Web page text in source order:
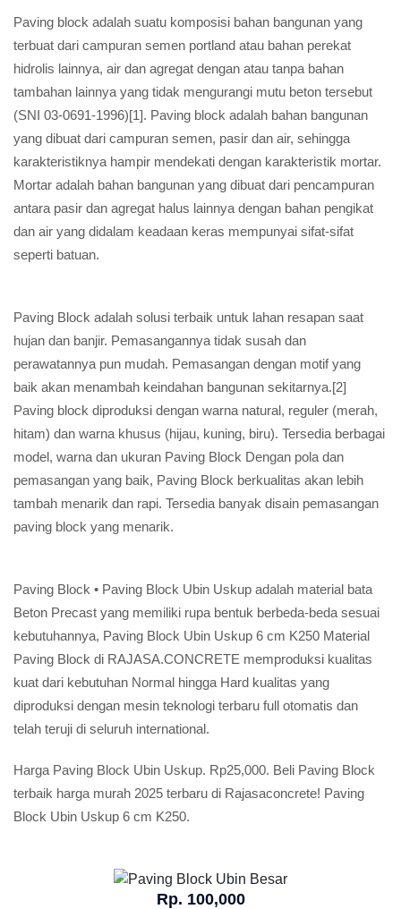
Paving block adalah suatu komposisi bahan bangunan yang
terbuat dari campuran semen portland atau bahan perekat
hidrolis lainnya, air dan agregat dengan atau tanpa bahan
tambahan lainnya yang tidak mengurangi mutu beton tersebut
(SNI 03-0691-1996)[1]. Paving block adalah bahan bangunan
yang dibuat dari campuran semen, pasir dan air, sehingga
karakteristiknya hampir mendekati dengan karakteristik mortar.
Mortar adalah bahan bangunan yang dibuat dari pencampuran
antara pasir dan agregat halus lainnya dengan bahan pengikat
dan air yang didalam keadaan keras mempunyai sifat-sifat
seperti batuan.
Paving Block adalah solusi terbaik untuk lahan resapan saat
hujan dan banjir. Pemasangannya tidak susah dan
perawatannya pun mudah. Pemasangan dengan motif yang
baik akan menambah keindahan bangunan sekitarnya.[2]
Paving block diproduksi dengan warna natural, reguler (merah,
hitam) dan warna khusus (hijau, kuning, biru). Tersedia berbagai
model, warna dan ukuran Paving Block Dengan pola dan
pemasangan yang baik, Paving Block berkualitas akan lebih
tambah menarik dan rapi. Tersedia banyak disain pemasangan
paving block yang menarik.
Paving Block • Paving Block Ubin Uskup adalah material bata
Beton Precast yang memiliki rupa bentuk berbeda-beda sesuai
kebutuhannya, Paving Block Ubin Uskup 6 cm K250 Material
Paving Block di RAJASA.CONCRETE memproduksi kualitas
kuat dari kebutuhan Normal hingga Hard kualitas yang
diproduksi dengan mesin teknologi terbaru full otomatis dan
telah teruji di seluruh international.
Harga Paving Block Ubin Uskup. Rp25,000. Beli Paving Block
terbaik harga murah 2025 terbaru di Rajasaconcrete! Paving
Block Ubin Uskup 6 cm K250.
Rp. 100,000